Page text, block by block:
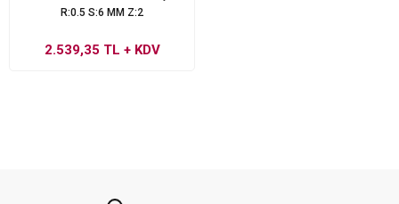
R:0.5 S:6 MM Z:2
2.539,35 TL + KDV